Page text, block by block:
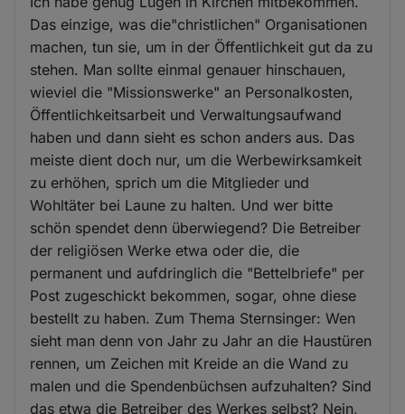
Das einzige, was die"christlichen" Organisationen
machen, tun sie, um in der Öffentlichkeit gut da zu
stehen. Man sollte einmal genauer hinschauen,
wieviel die "Missionswerke" an Personalkosten,
Öffentlichkeitsarbeit und Verwaltungsaufwand
haben und dann sieht es schon anders aus. Das
meiste dient doch nur, um die Werbewirksamkeit
zu erhöhen, sprich um die Mitglieder und
Wohltäter bei Laune zu halten. Und wer bitte
schön spendet denn überwiegend? Die Betreiber
der religiösen Werke etwa oder die, die
permanent und aufdringlich die "Bettelbriefe" per
Post zugeschickt bekommen, sogar, ohne diese
bestellt zu haben. Zum Thema Sternsinger: Wen
sieht man denn von Jahr zu Jahr an die Haustüren
rennen, um Zeichen mit Kreide an die Wand zu
malen und die Spendenbüchsen aufzuhalten? Sind
das etwa die Betreiber des Werkes selbst? Nein,